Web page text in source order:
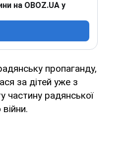
на OBOZ.UA у
пропаганду,
за дітей уже з
частину радянської